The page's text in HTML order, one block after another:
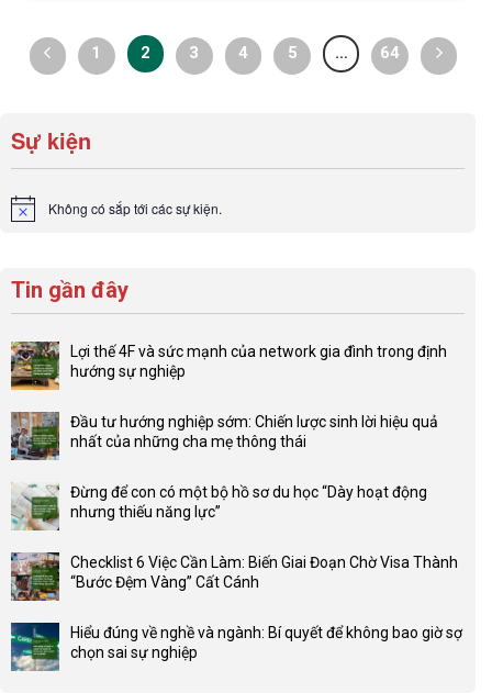
1 2 3 4 5 … 64
Sự kiện
Notice Không có sắp tới các sự kiện.
Tin gần đây
Lợi thế 4F và sức mạnh của network gia đình trong định
hướng sự nghiệp
bình
luận
Lợi
thế
sức
mạnh
network
gia
đình
Đầu tư hướng nghiệp sớm: Chiến lược sinh lời hiệu quả
nhất của những cha mẹ thông thái
bình
luận
Đầu
tư
sớm:
Chiến
Đừng để con có một bộ hồ sơ du học “Dày hoạt động
nhưng thiếu năng lực”
bình
luận
Đừng
để
Checklist 6 Việc Cần Làm: Biến Giai Đoạn Chờ Visa Thành
“Bước Đệm Vàng” Cất Cánh
bình
luận
Hiểu đúng về nghề và ngành: Bí quyết để không bao giờ sợ
chọn sai sự nghiệp